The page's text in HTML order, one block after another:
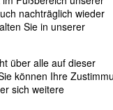
nachträglich wieder
Sie in unserer
über alle auf dieser
können Ihre
sich weitere